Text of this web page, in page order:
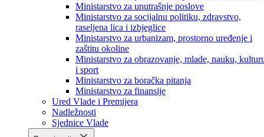
Ministarstva
Ministarstvo za privredu
Ministarstvo za pravosuđe, upravu i radne odnose
Ministarstvo za unutrašnje poslove
Ministarstvo za socijalnu politiku, zdravstvo,
raseljena lica i izbjeglice
Ministarstvo za urbanizam, prostorno uređenje i
zaštitu okoline
Ministarstvo za obrazovanje, mlade, nauku,
i sport
Ministarstvo za boračka pitanja
Ministarstvo za finansije
Ured Vlade i Premijera